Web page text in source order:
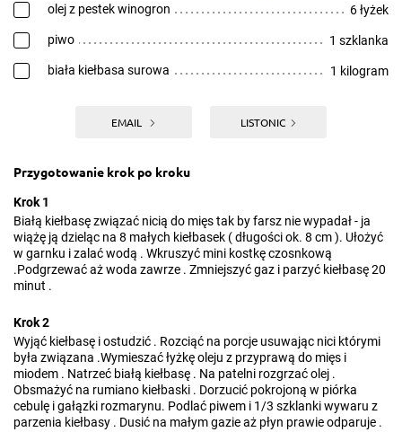
olej z pestek winogron 6 łyżek
piwo 1 szklanka
biała kiełbasa surowa 1 kilogram
EMAIL LISTONIC
Przygotowanie krok po kroku
Krok 1
Białą kiełbasę związać nicią do mięs tak by farsz nie wypadał - ja
wiążę ją dzieląc na 8 małych kiełbasek ( długości ok. 8 cm ). Ułożyć
w garnku i zalać wodą . Wkruszyć mini kostkę czosnkową
.Podgrzewać aż woda zawrze . Zmniejszyć gaz i parzyć kiełbasę 20
minut .
Krok 2
Wyjąć kiełbasę i ostudzić . Rozciąć na porcje usuwając nici którymi
była związana .Wymieszać łyżkę oleju z przyprawą do mięs i
miodem . Natrzeć białą kiełbasę . Na patelni rozgrzać olej .
Obsmażyć na rumiano kiełbaski . Dorzucić pokrojoną w piórka
cebulę i gałązki rozmarynu. Podlać piwem i 1/3 szklanki wywaru z
parzenia kiełbasy . Dusić na małym gazie aż płyn prawie odparuje .